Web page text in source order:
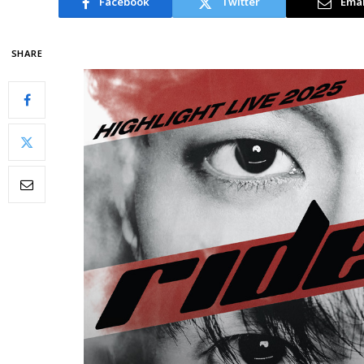
SHARE